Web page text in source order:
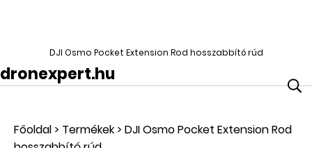
DJI Osmo Pocket Extension Rod hosszabbító rúd
dronexpert.hu
Főoldal> Termékek> DJI Osmo Pocket Extension Rod